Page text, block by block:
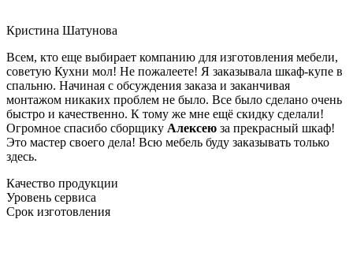
Кристина Шатунова
Всем, кто еще выбирает компанию для изготовления мебели,
советую Кухни мол! Не пожалеете! Я заказывала шкаф-купе в
спальню. Начиная с обсуждения заказа и заканчивая
монтажом никаких проблем не было. Все было сделано очень
быстро и качественно. К тому же мне ещё скидку сделали!
Огромное спасибо сборщику Алексею за прекрасный шкаф!
Это мастер своего дела! Всю мебель буду заказывать только
здесь.
Качество продукции
Уровень сервиса
Срок изготовления